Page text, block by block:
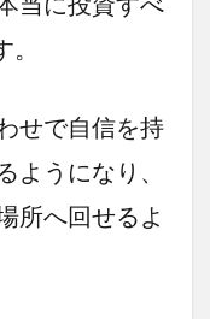
せで自信を持
ようになり、
所へ回せるよ